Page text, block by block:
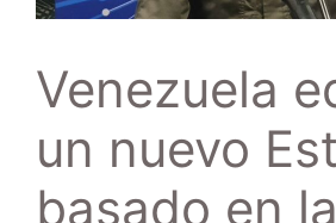
Venezuela
un nuevo
basado en la